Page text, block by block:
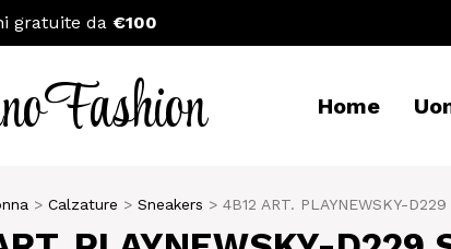
gratuite da €100
Fashion Home
Calzature Sneakers 4B12 ART. PLAYNEWSKY-